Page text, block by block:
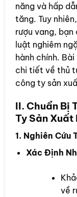
năng và hấp
tăng. Tuy
rượu vang,
luật nghiêm
hành chính.
chi tiết về thủ
công ty sản
II. Chuẩn Bị
Ty Sản Xuất
1. Nghiên Cứu
Xác Định
về